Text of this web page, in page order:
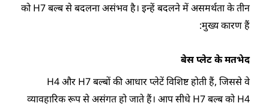
को H7 बल्ब से बदलना असंभव है। इन्हें बदलने में असमर्थता के तीन
मुख्य कारण हैं:
बेस प्लेट के मतभेद
H4 और H7 बल्बों की आधार प्लेटें विशिष्ट होती हैं, जिससे वे
व्यावहारिक रूप से असंगत हो जाते हैं। आप सीधे H7 बल्ब को H4